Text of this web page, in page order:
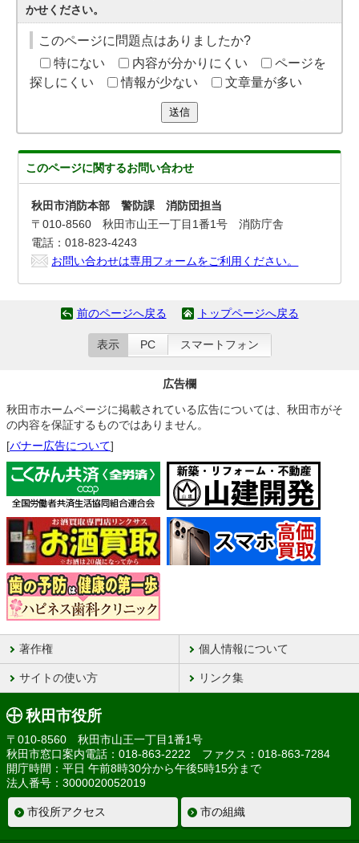
かせください。
このページに問題点はありましたか?
特にない
内容が分かりにくい
ページを
探しにくい
情報が少ない 文章量が多い
送信
このページに関するお問い合わせ
秋田市消防本部 警防課 消防団担当
〒010-8560 秋田市山王一丁目1番1号 消防庁舎
電話：018-823-4243
お問い合わせは専用フォームをご利用ください。
前のページへ戻る トップページへ戻る
表示 PC スマートフォン
広告欄
秋田市ホームページに掲載されている広告については、秋田市がそ
の内容を保証するものではありません。
[バナー広告について]
著作権 個人情報について
サイトの使い方 リンク集
秋田市役所
〒010-8560 秋田市山王一丁目1番1号
秋田市窓口案内電話：018-863-2222 ファクス：018-863-7284
開庁時間：平日 午前8時30分から午後5時15分まで
法人番号：3000020052019
市役所アクセス 市の組織